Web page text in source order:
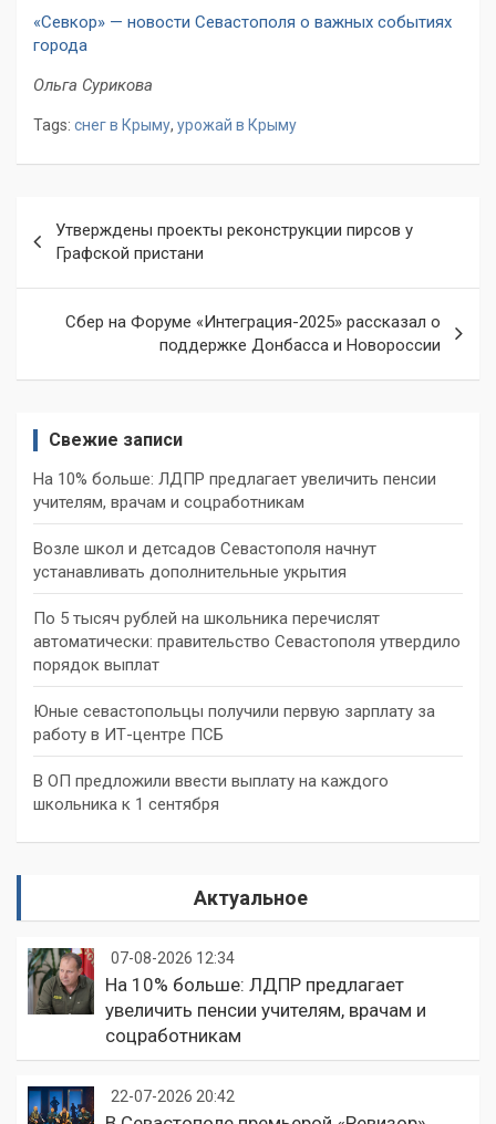
«Севкор» — новости Севастополя о важных событиях
города
Ольга Сурикова
Tags: снег в Крыму, урожай в Крыму
по
записям
Утверждены проекты реконструкции пирсов у
Графской пристани
Сбер на Форуме «Интеграция-2025» рассказал о
поддержке Донбасса и Новороссии
Свежие записи
На 10% больше: ЛДПР предлагает увеличить пенсии
учителям, врачам и соцработникам
Возле школ и детсадов Севастополя начнут
устанавливать дополнительные укрытия
По 5 тысяч рублей на школьника перечислят
автоматически: правительство Севастополя утвердило
порядок выплат
Юные севастопольцы получили первую зарплату за
работу в ИТ-центре ПСБ
В ОП предложили ввести выплату на каждого
школьника к 1 сентября
Актуальное
07-08-2026 12:34
На 10% больше: ЛДПР предлагает
увеличить пенсии учителям, врачам и
соцработникам
22-07-2026 20:42